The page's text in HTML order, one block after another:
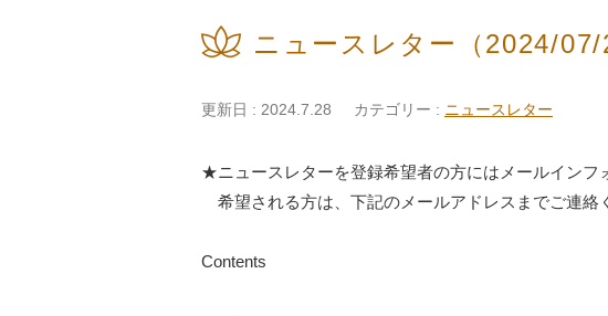
ニュースレター（2024/07/
更新日 : 2024.7.28 カテゴリー : ニュースレター
★ニュースレターを登録希望者の方にはメールインフ
希望される方は、下記のメールアドレスまでご連絡
Contents